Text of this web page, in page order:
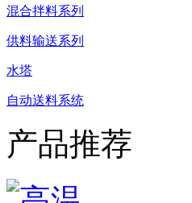
混合拌料系列
供料输送系列
水塔
自动送料系统
产品推荐